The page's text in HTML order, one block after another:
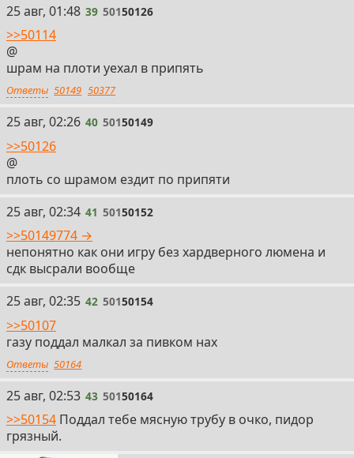
39
25 авг, 01:48 39 50150126
>>50114
@
шрам на плоти уехал в припять
Ответы 50149 50377
40
25 авг, 02:26 40 50150149
>>50126
@
плоть со шрамом ездит по припяти
41
25 авг, 02:34 41 50150152
>>50149774 →
непонятно как они игру без хардверного люмена и
сдк высрали вообще
42
25 авг, 02:35 42 50150154
>>50107
газу поддал малкал за пивком нах
Ответы 50164
43
25 авг, 02:53 43 50150164
>>50154 Поддал тебе мясную трубу в очко, пидор
грязный.